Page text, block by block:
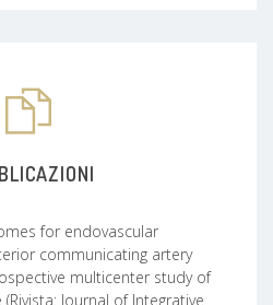
for endovascular
communicating artery
multicenter study of
Journal of Integrative